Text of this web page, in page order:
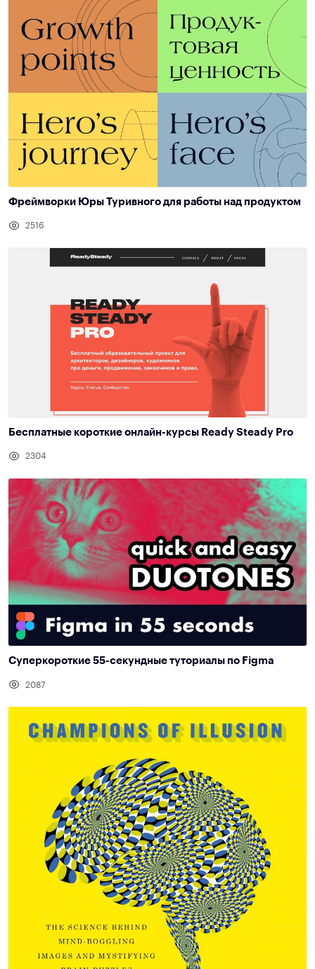
Фреймворки Юры Туривного для работы над продуктом
2516
Бесплатные короткие онлайн-курсы Ready Steady Pro
2304
Cуперкороткие 55-секундные туториалы по Figma
2087